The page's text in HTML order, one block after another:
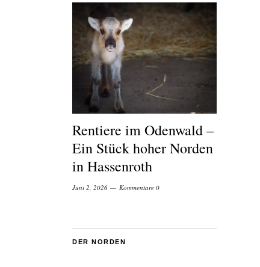
Rentiere im Odenwald –
Ein Stück hoher Norden
in Hassenroth
Juni 2, 2026 Kommentare 0
DER NORDEN